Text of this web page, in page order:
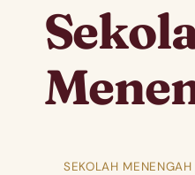
SEKOLAH MENENGAH